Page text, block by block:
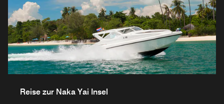
Reise zur Naka Yai Insel